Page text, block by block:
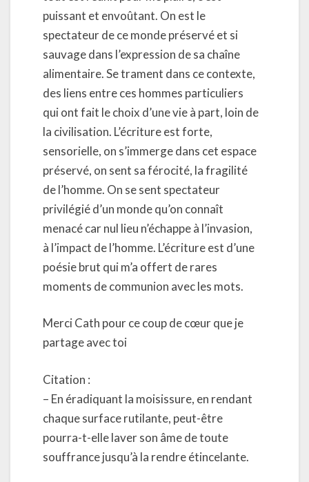
puissant et envoûtant. On est le
spectateur de ce monde préservé et si
sauvage dans l’expression de sa chaîne
alimentaire. Se trament dans ce contexte,
des liens entre ces hommes particuliers
qui ont fait le choix d’une vie à part, loin de
la civilisation. L’écriture est forte,
sensorielle, on s’immerge dans cet espace
préservé, on sent sa férocité, la fragilité
de l’homme. On se sent spectateur
privilégié d’un monde qu’on connaît
menacé car nul lieu n’échappe à l’invasion,
à l’impact de l’homme. L’écriture est d’une
poésie brut qui m’a offert de rares
moments de communion avec les mots.
Merci Cath pour ce coup de cœur que je
partage avec toi
Citation :
– En éradiquant la moisissure, en rendant
chaque surface rutilante, peut-être
pourra-t-elle laver son âme de toute
souffrance jusqu’à la rendre étincelante.